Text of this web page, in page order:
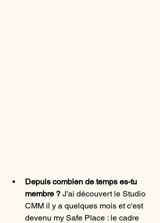
Depuis combien de temps es-tu
membre ? J'ai découvert le Studio
CMM il y a quelques mois et c'est
devenu my Safe Place : le cadre